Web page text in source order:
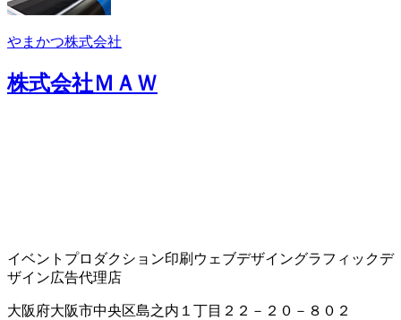
やまかつ株式会社
株式会社ＭＡＷ
イベントプロダクション印刷 ウェブデザイングラフィックデ
ザイン広告代理店
大阪府大阪市中央区島之内１丁目２２－２０－８０２